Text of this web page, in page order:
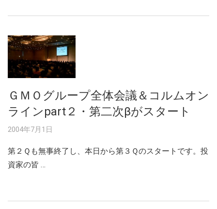
ＧＭＯグループ全体会議＆コルムオン
ラインpart２・第二次βがスタート
2004年7月1日
第２Ｑも無事終了し、本日から第３Ｑのスタートです。投
資家の皆 …